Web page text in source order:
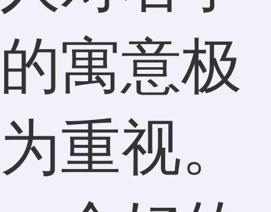
的寓意极
为重视。